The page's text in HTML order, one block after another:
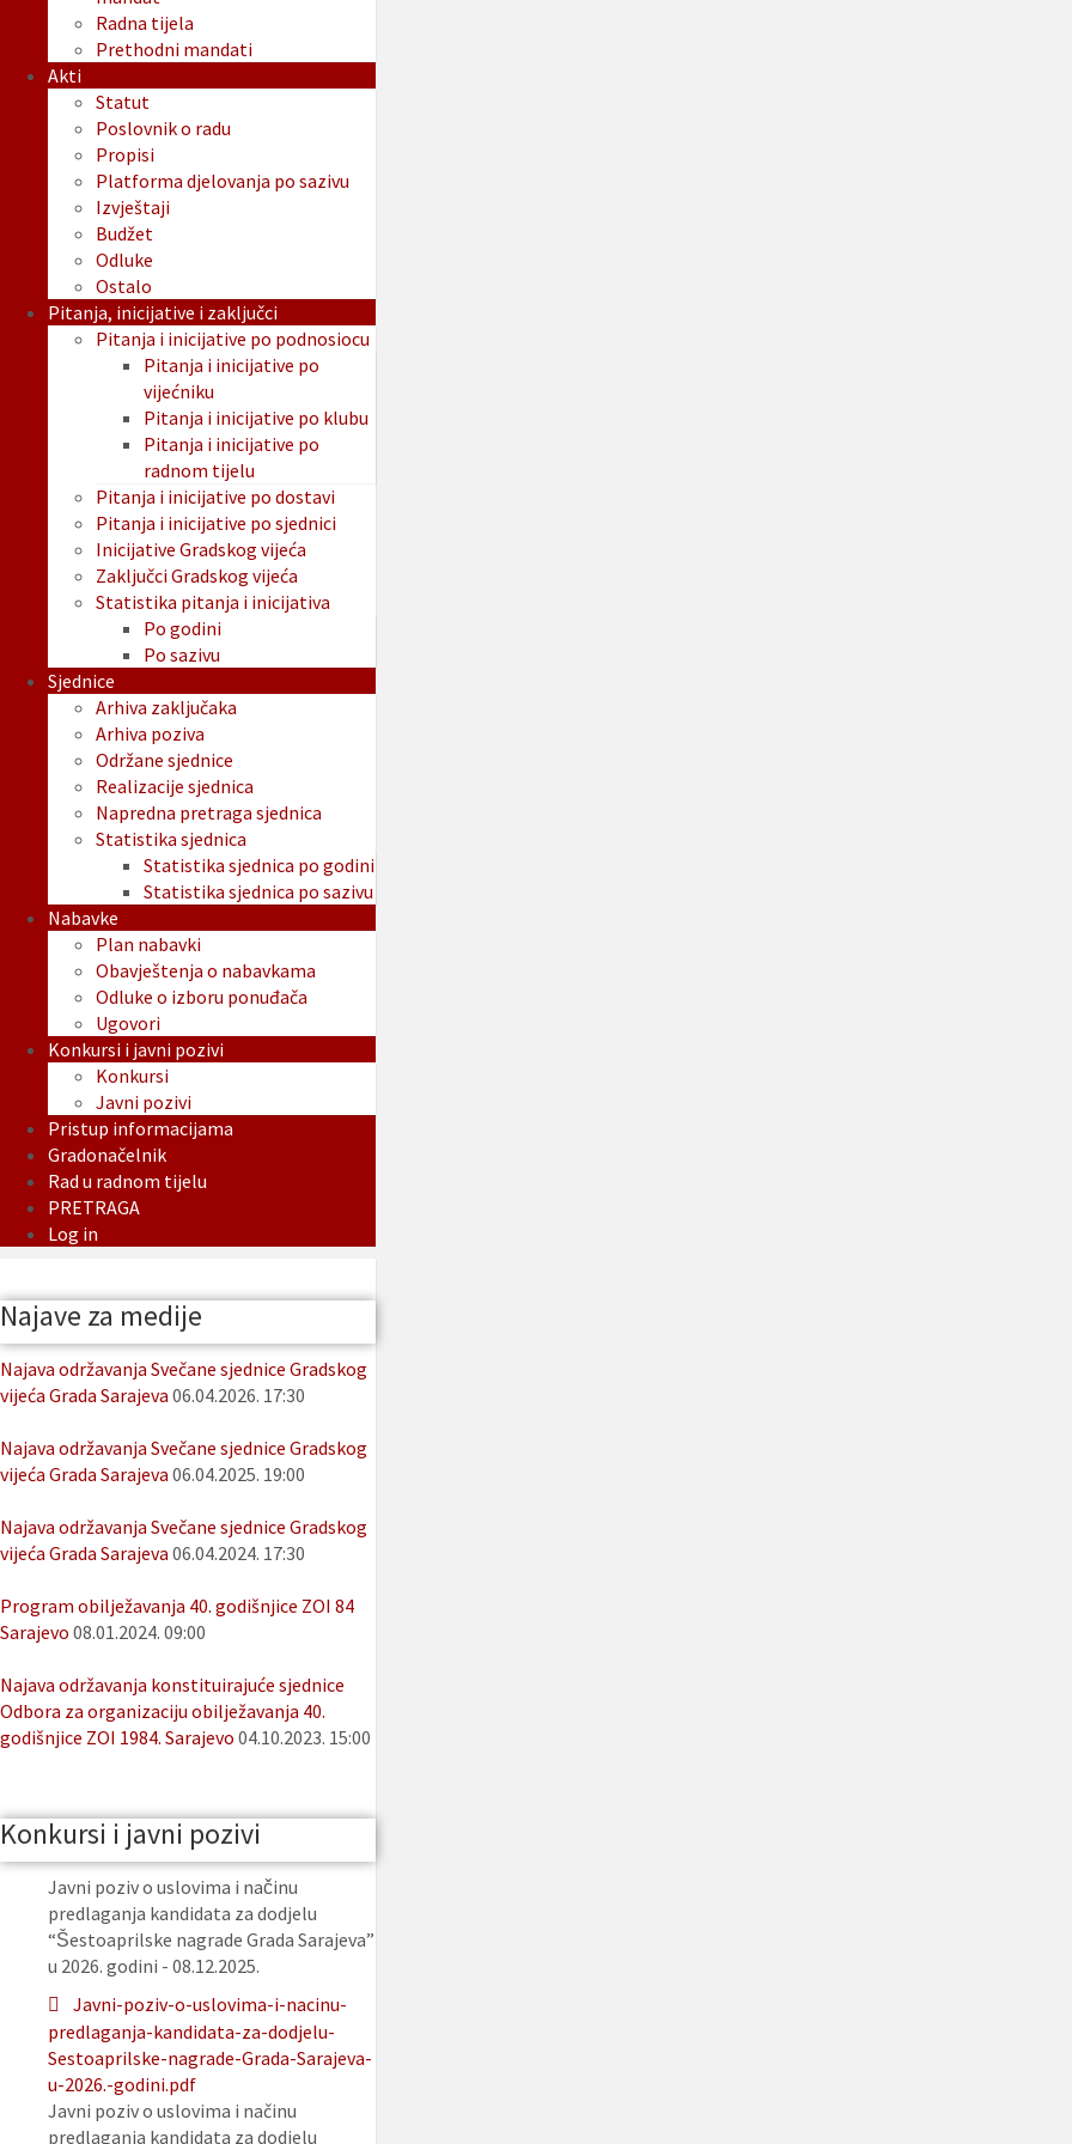
Radna tijela
Prethodni mandati
Akti
Statut
Poslovnik o radu
Propisi
Platforma djelovanja po sazivu
Izvještaji
Budžet
Odluke
Ostalo
Pitanja, inicijative i zaključci
Pitanja i inicijative po podnosiocu
Pitanja i inicijative po
vijećniku
Pitanja i inicijative po klubu
Pitanja i inicijative po
radnom tijelu
Pitanja i inicijative po dostavi
Pitanja i inicijative po sjednici
Inicijative Gradskog vijeća
Zaključci Gradskog vijeća
Statistika pitanja i inicijativa
Po godini
Po sazivu
Sjednice
Arhiva zaključaka
Arhiva poziva
Održane sjednice
Realizacije sjednica
Napredna pretraga sjednica
Statistika sjednica
Statistika sjednica po godini
Statistika sjednica po sazivu
Nabavke
Plan nabavki
Obavještenja o nabavkama
Odluke o izboru ponuđača
Ugovori
Konkursi i javni pozivi
Konkursi
Javni pozivi
Pristup informacijama
Gradonačelnik
Rad u radnom tijelu
PRETRAGA
Log in
Najave za medije
Najava održavanja Svečane sjednice Gradskog
vijeća Grada Sarajeva 06.04.2026. 17:30
Najava održavanja Svečane sjednice Gradskog
vijeća Grada Sarajeva 06.04.2025. 19:00
Najava održavanja Svečane sjednice Gradskog
vijeća Grada Sarajeva 06.04.2024. 17:30
Program obilježavanja 40. godišnjice ZOI 84
Sarajevo 08.01.2024. 09:00
Najava održavanja konstituirajuće sjednice
Odbora za organizaciju obilježavanja 40.
godišnjice ZOI 1984. Sarajevo 04.10.2023. 15:00
Konkursi i javni pozivi
Javni poziv o uslovima i načinu
predlaganja kandidata za dodjelu
“Šestoaprilske nagrade Grada Sarajeva”
u 2026. godini - 08.12.2025.
Javni-poziv-o-uslovima-i-nacinu-
predlaganja-kandidata-za-dodjelu-
Sestoaprilske-nagrade-Grada-Sarajeva-
u-2026.-godini.pdf
Javni poziv o uslovima i načinu
predlaganja kandidata za dodjelu